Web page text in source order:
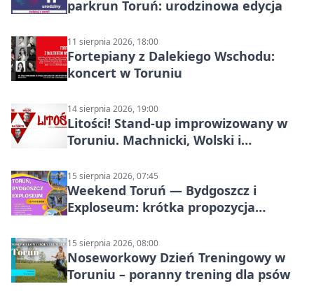
parkrun Toruń: urodzinowa edycja
11 sierpnia 2026, 18:00
Fortepiany z Dalekiego Wschodu:
koncert w Toruniu
14 sierpnia 2026, 19:00
Litości! Stand-up improwizowany w
Toruniu. Machnicki, Wolski i
15 sierpnia 2026, 07:45
Weekend Toruń — Bydgoszcz i
Exploseum: krótka propozycja
15 sierpnia 2026, 08:00
Noseworkowy Dzień Treningowy w
Toruniu – poranny trening dla psów